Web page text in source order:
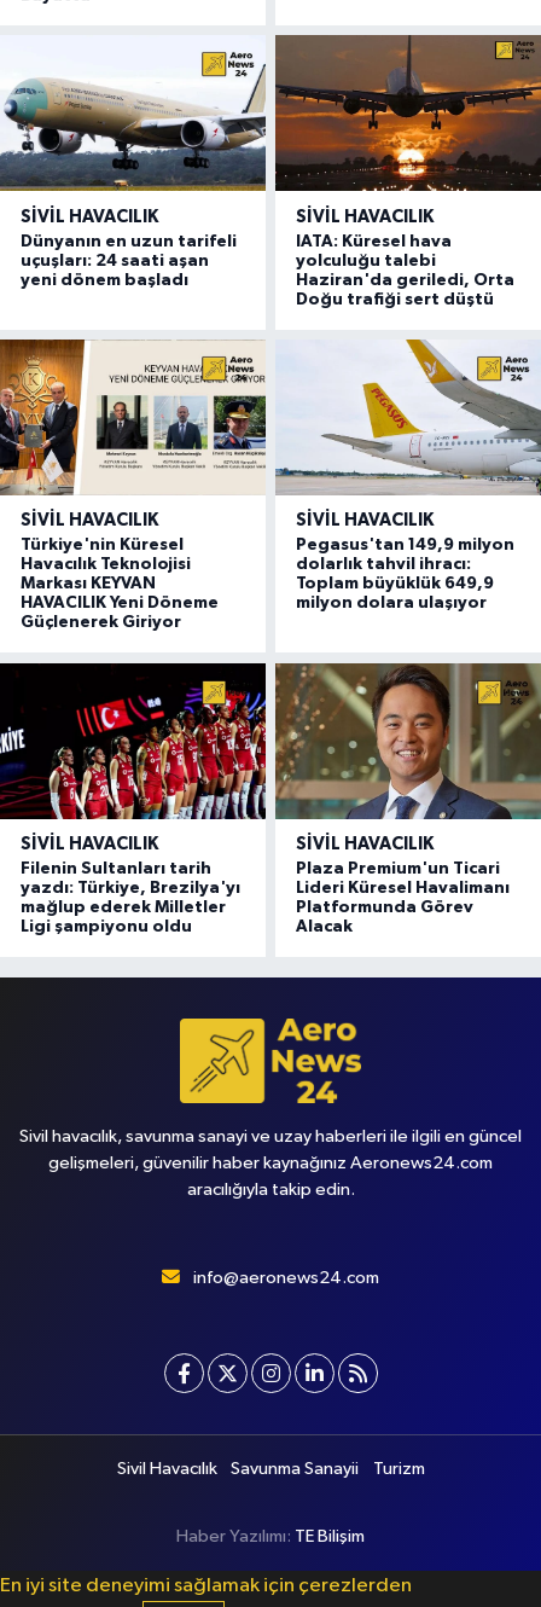
SIVIL HAVACILIK
Dünyanın en uzun tarifeli
uçuşları: 24 saati aşan
yeni dönem başladı
SIVIL HAVACILIK
IATA: Küresel hava
yolculuğu talebi
Haziran'da geriledi, Orta
Doğu trafiği sert düştü
SIVIL HAVACILIK
Türkiye'nin Küresel
Havacılık Teknolojisi
Markası KEYVAN
HAVACILIK Yeni Döneme
Güçlenerek Giriyor
SIVIL HAVACILIK
Pegasus'tan 149,9 milyon
dolarlık tahvil ihracı:
Toplam büyüklük 649,9
milyon dolara ulaşıyor
SIVIL HAVACILIK
Filenin Sultanları tarih
yazdı: Türkiye, Brezilya'yı
mağlup ederek Milletler
Ligi şampiyonu oldu
SIVIL HAVACILIK
Plaza Premium'un Ticari
Lideri Küresel Havalimanı
Platformunda Görev
Alacak
Sivil havacılık, savunma sanayi ve uzay haberleri ile ilgili en güncel
gelişmeleri, güvenilir haber kaynağınız Aeronews24.com
aracılığıyla takip edin.
info@aeronews24.com
Sivil Havacılık Savunma Sanayii Turizm
Haber Yazılımı: TE Bilişim
En iyi site deneyimi sağlamak için çerezlerden